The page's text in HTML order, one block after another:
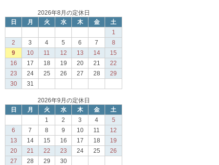
2026年8月の定休日
日
月 火 水 木 金
土
1
2
3 4 5 6 7
8
9
10 11 12 13 14
15
16
17 18 19 20 21
22
23
24 25 26 27 28
29
30
31
2026年9月の定休日
日
月 火 水 木 金
土
1
2 3 4
5
6
7 8 9 10 11
12
13
14 15 16 17 18
19
20
21 22 23 24 25
26
27
28 29 30